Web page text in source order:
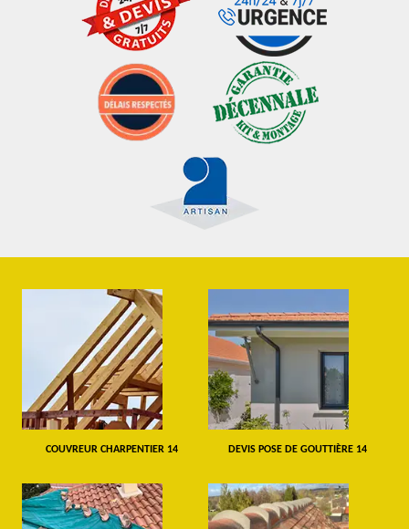
COUVREUR CHARPENTIER 14 DEVIS POSE DE GOUTTIÈRE 14